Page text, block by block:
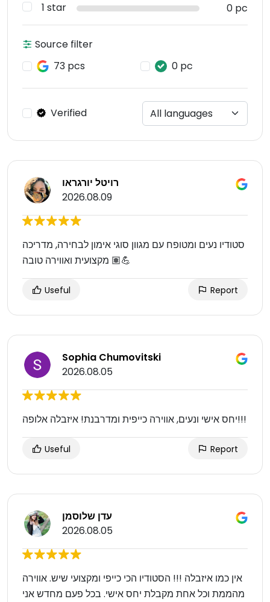
1 star
0 pc
Source filter
73 pcs
0 pc
Verified
רויטל יורגראו
2026.08.09
סטודיו נעים ומטופח עם מגוון סוגי אימון לבחירה, מדריכה
מקצועית ואווירה טובה 💪🏽
Useful Report
Sophia Chumovitski
2026.08.05
יחס אישי ונעים, אווירה כייפית ומדרבנת! איזבלה אלופה!!!
Useful Report
עדן שלוסמן
2026.08.05
אין כמו איזבלה !!! הסטודיו הכי כייפי ומקצועי שיש. אווירה
מהממת וכל אחת מקבלת יחס אישי. בכל פעם מחדש אני